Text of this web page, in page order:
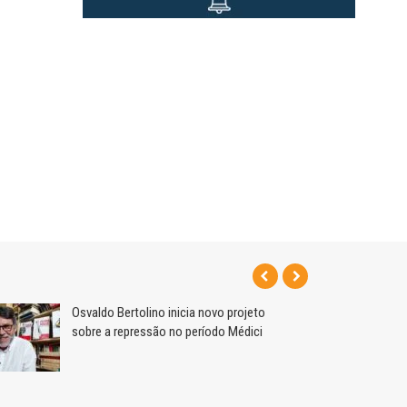
Osvaldo Bertolino inicia novo projeto
sobre a repressão no período Médici